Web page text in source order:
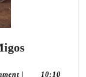
Makna
|
10:10